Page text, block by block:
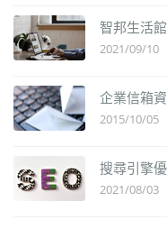
智邦生活
2021/09/10
企業信箱
2015/10/05
搜尋引擎
2021/08/03